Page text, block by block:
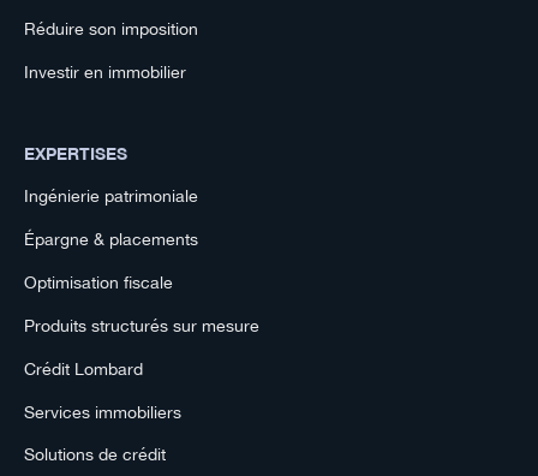
Réduire son imposition
Investir en immobilier
EXPERTISES
Ingénierie patrimoniale
Épargne & placements
Optimisation fiscale
Produits structurés sur mesure
Crédit Lombard
Services immobiliers
Solutions de crédit